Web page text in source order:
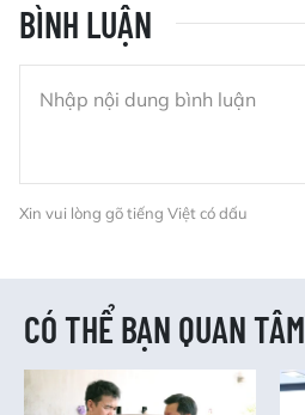
BÌNH LUẬN
Xin vui lòng gõ tiếng Việt có dấu
CÓ THỂ BẠN QUAN TÂM